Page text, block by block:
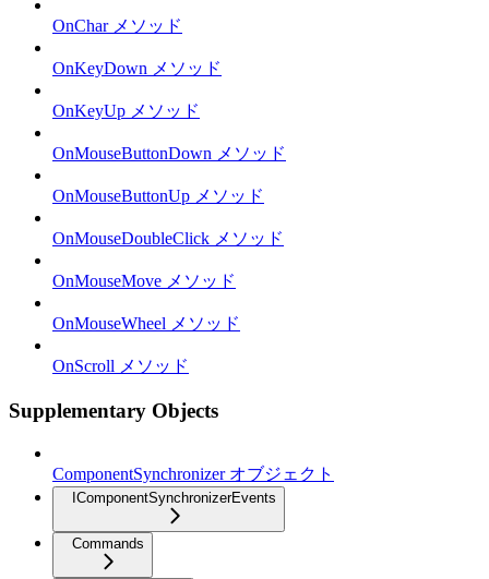
OnChar メソッド
OnKeyDown メソッド
OnKeyUp メソッド
OnMouseButtonDown メソッド
OnMouseButtonUp メソッド
OnMouseDoubleClick メソッド
OnMouseMove メソッド
OnMouseWheel メソッド
OnScroll メソッド
Supplementary Objects
ComponentSynchronizer オブジェクト
IComponentSynchronizerEvents
Commands